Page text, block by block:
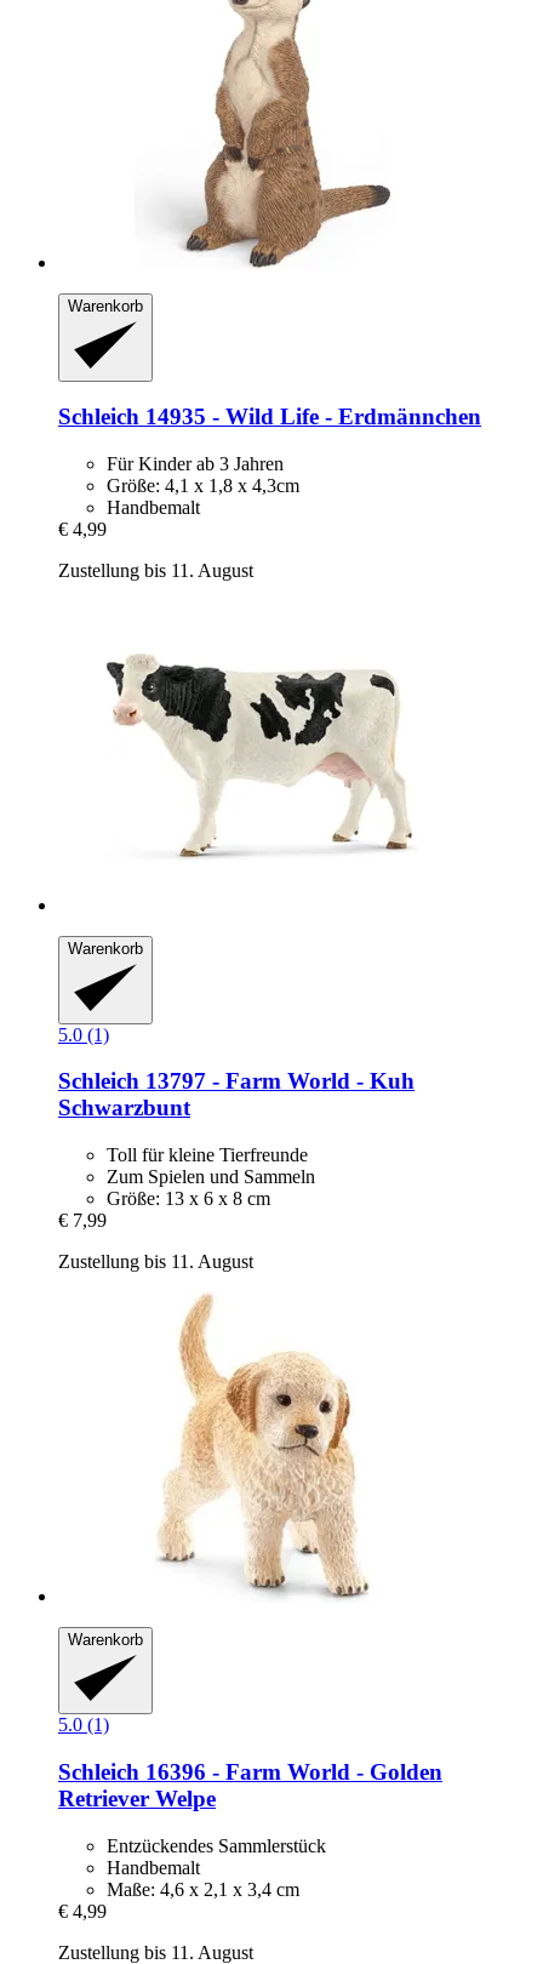
Warenkorb
Schleich 14935 -​ Wild Life -​ Erdmännchen
Für Kinder ab 3 Jahren
Größe: 4,1 x 1,8 x 4,3cm
Handbemalt
€ 4,99
Zustellung bis 11. August
Warenkorb
5.0 (1)
Schleich 13797 -​ Farm World -​ Kuh
Schwarzbunt
Toll für kleine Tierfreunde
Zum Spielen und Sammeln
Größe: 13 x 6 x 8 cm
€ 7,99
Zustellung bis 11. August
Warenkorb
5.0 (1)
Schleich 16396 -​ Farm World -​ Golden
Retriever Welpe
Entzückendes Sammlerstück
Handbemalt
Maße: 4,6 x 2,1 x 3,4 cm
€ 4,99
Zustellung bis 11. August